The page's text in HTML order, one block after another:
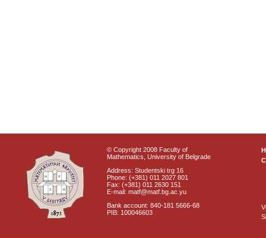
© Copyright 2008 Faculty of
Mathematics, University of Belgrade
Address: Studentski trg 16
Phone: (+381) 011 2027 801
Fax: (+381) 011 2630 151
E-mail: matf@matf.bg.ac.yu
Bank account: 840-181 5666-68
PIB: 100046603